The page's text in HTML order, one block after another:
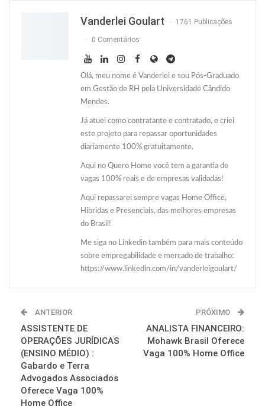
Vanderlei Goulart 1761 Publicações
0 Comentários
Olá, meu nome é Vanderlei e sou Pós-Graduado
em Gestão de RH pela Universidade Cândido
Mendes.
Já atuei como contratante e contratado, e criei
este projeto para repassar oportunidades
diariamente 100% gratuitamente.
Aqui no Quero Home você tem a garantia de
vagas 100% reais e de empresas validadas!
Aqui repassarei sempre vagas Home Office,
Híbridas e Presenciais, das melhores empresas
do Brasil!
Me siga no Linkedin também para mais conteúdo
sobre empregabilidade e mercado de trabalho:
https://www.linkedin.com/in/vanderleigoulart/
ANTERIOR
ASSISTENTE DE
OPERAÇÕES JURÍDICAS
(ENSINO MÉDIO) :
Gabardo e Terra
Advogados Associados
Oferece Vaga 100%
Home Office
PRÓXIMO
ANALISTA FINANCEIRO:
Mohawk Brasil Oferece
Vaga 100% Home Office